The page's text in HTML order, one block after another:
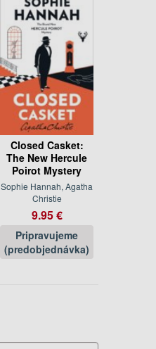
Closed Casket:
The New Hercule
Poirot Mystery
Sophie Hannah, Agatha
Christie
9.95 €
Pripravujeme
(predobjednávka)